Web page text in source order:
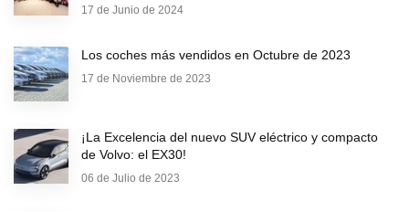
17 de Junio de 2024
Los coches más vendidos en Octubre de 2023
17 de Noviembre de 2023
¡La Excelencia del nuevo SUV eléctrico y compacto
de Volvo: el EX30!
06 de Julio de 2023